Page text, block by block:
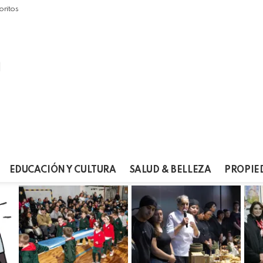
EDUCACIÓN Y CULTURA SALUD & BELLEZA